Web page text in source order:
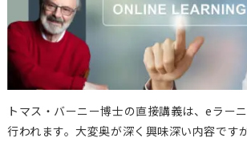
トマス・バーニー博士の直接講義は、eラー
行われます。大変奥が深く興味深い内容です